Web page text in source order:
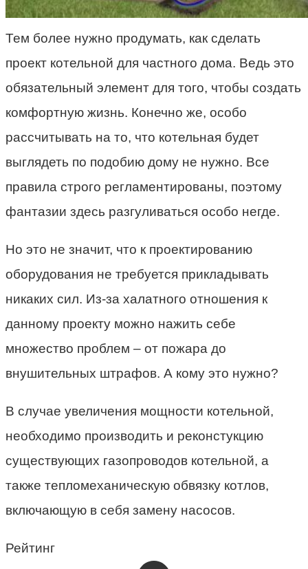
Тем более нужно продумать, как сделать
проект котельной для частного дома. Ведь это
обязательный элемент для того, чтобы создать
комфортную жизнь. Конечно же, особо
рассчитывать на то, что котельная будет
выглядеть по подобию дому не нужно. Все
правила строго регламентированы, поэтому
фантазии здесь разгуливаться особо негде.
Но это не значит, что к проектированию
оборудования не требуется прикладывать
никаких сил. Из-за халатного отношения к
данному проекту можно нажить себе
множество проблем – от пожара до
внушительных штрафов. А кому это нужно?
В случае увеличения мощности котельной,
необходимо производить и реконстукцию
существующих газопроводов котельной, а
также тепломеханическую обвязку котлов,
включающую в себя замену насосов.
Рейтинг